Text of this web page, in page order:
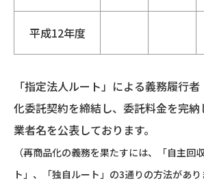
平成12年度
「指定法人ルート」による義務履行
化委託契約を締結し、委託料金を完
業者名を公表しております。
（再商品化の義務を果たすには、「自主回
ト」、「独自ルート」の3通りの方法があり